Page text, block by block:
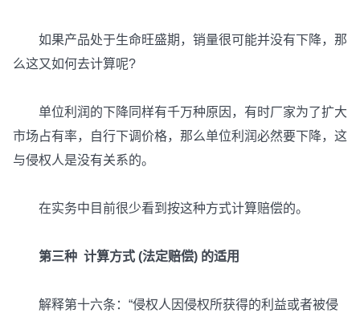
如果产品处于生命旺盛期，销量很可能并没有下降，那
么这又如何去计算呢?
单位利润的下降同样有千万种原因，有时厂家为了扩大
市场占有率，自行下调价格，那么单位利润必然要下降，这
与侵权人是没有关系的。
在实务中目前很少看到按这种方式计算赔偿的。
第三种 计算方式 (法定赔偿) 的适用
解释第十六条：“侵权人因侵权所获得的利益或者被侵